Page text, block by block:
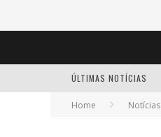
ÚLTIMAS NOTÍCIAS
Home Notícias